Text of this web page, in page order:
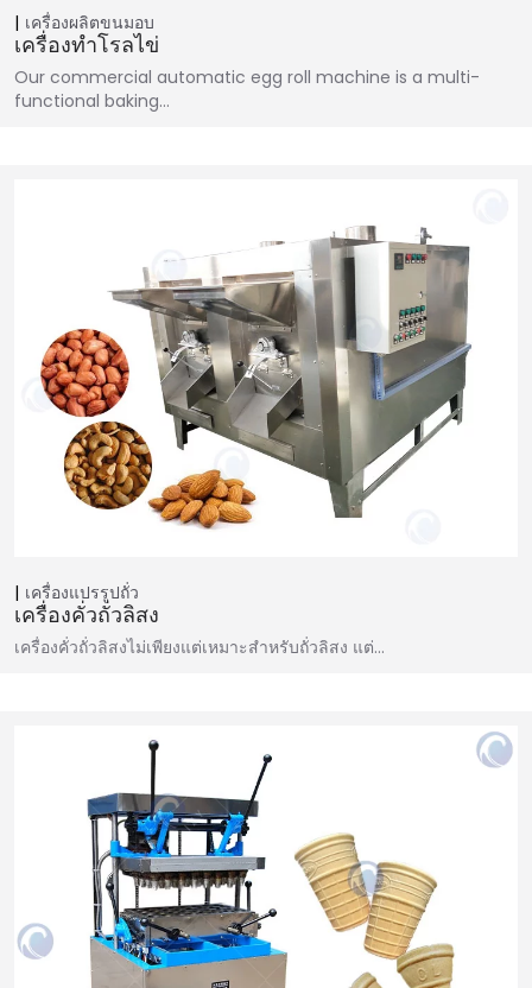
เครื่องผลิตขนมอบ
เครื่องทำโรลไข่
Our commercial automatic egg roll machine is a multi-
functional baking…
เครื่องแปรรูปถั่ว
เครื่องคั่วถั่วลิสง
เครื่องคั่วถั่วลิสงไม่เพียงแต่เหมาะสำหรับถั่วลิสง แต่…